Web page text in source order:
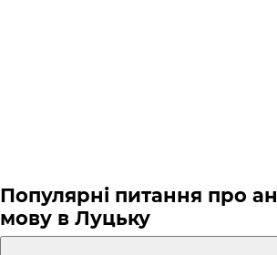
Популярні питання про
мову в Луцьку